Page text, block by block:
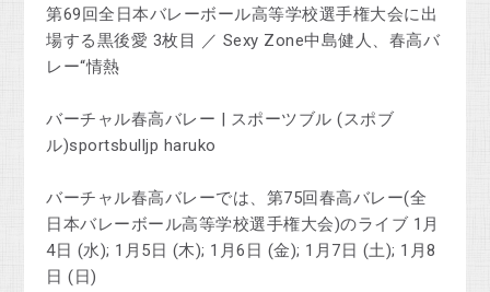
第69回全日本バレーボール高等学校選手権大会に出
場する黒後愛 3枚目 ／ Sexy Zone中島健人、春高バ
レー“情熱
バーチャル春高バレー | スポーツブル (スポブ
ル)sportsbulljp haruko
バーチャル春高バレーでは、第75回春高バレー(全
日本バレーボール高等学校選手権大会)のライブ 1月
4日 (水); 1月5日 (木); 1月6日 (金); 1月7日 (土); 1月8
日 (日)